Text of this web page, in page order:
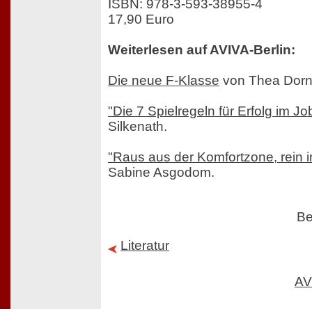
ISBN: 978-3-593-38955-4
17,90 Euro
Weiterlesen auf AVIVA-Berlin:
Die neue F-Klasse von Thea
"Die 7 Spielregeln für Erfolg im
Silkenath.
"Raus aus der Komfortzone, rein
Sabine Asgodom.
Literatur